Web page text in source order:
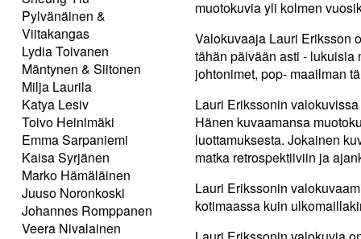
Pylvänäinen &
Viitakangas
Lydia Toivanen
Mäntynen & Siitonen
Milja Laurila
Katya Lesiv
Toivo Heinimäki
Emma Sarpaniemi
Kaisa Syrjänen
Marko Hämäläinen
Juuso Noronkoski
Johannes Romppanen
Veera Nivalainen
muotokuvia yli kolmen
Valokuvaaja Lauri Eriksson
tähän päivään asti -
johtonimet, pop- maailman
Lauri Erikssonin
Hänen kuvaamansa
luottamuksesta. Jokainen
matka retrospektiiviin ja
Lauri Erikssonin
kotimaassa kuin